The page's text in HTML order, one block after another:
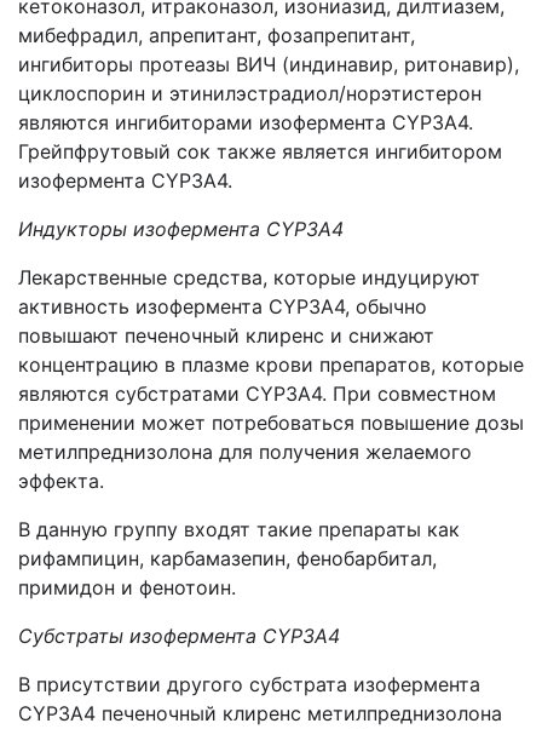
кетоконазол, итраконазол, изониазид, дилтиазем,
мибефрадил, апрепитант, фозапрепитант,
ингибиторы протеазы ВИЧ (индинавир, ритонавир),
циклоспорин и этинилэстрадиол/норэтистерон
являются ингибиторами изофермента CYP3A4.
Грейпфрутовый сок также является ингибитором
изофермента CYP3A4.
Индукторы изофермента CYP3A4
Лекарственные средства, которые индуцируют
активность изофермента CYP3A4, обычно
повышают печеночный клиренс и снижают
концентрацию в плазме крови препаратов, которые
являются субстратами CYP3A4. При совместном
применении может потребоваться повышение дозы
метилпреднизолона для получения желаемого
эффекта.
В данную группу входят такие препараты как
рифампицин, карбамазепин, фенобарбитал,
примидон и фенотоин.
Субстраты изофермента CYP3A4
В присутствии другого субстрата изофермента
CYP3A4 печеночный клиренс метилпреднизолона